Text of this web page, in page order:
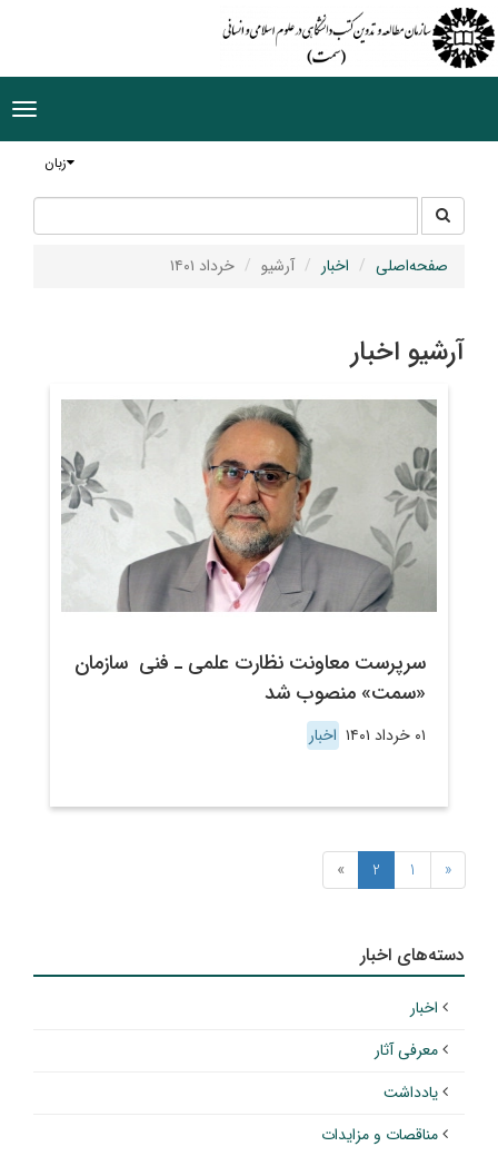
زبان
جستجو
در
سایت
صفحه‌اصلی اخبار آرشیو خرداد ۱۴۰۱
آرشیو اخبار
سرپرست معاونت نظارت علمی ـ فنی سازمان
«سمت» منصوب شد
۰۱ خرداد ۱۴۰۱ اخبار
«
1
2
»
دسته‌های اخبار
اخبار
معرفی آثار
یادداشت
مناقصات و مزایدات